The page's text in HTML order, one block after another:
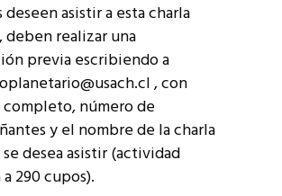
asistir a esta charla
deben realizar una
previa escribiendo a
, con
número de
y el nombre de la charla
desea asistir (actividad
290 cupos).